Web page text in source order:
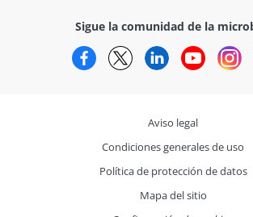
Sigue la comunidad de la
FacebookTwitterLinkedIn
Aviso legal
Condiciones generales de uso
Política de protección de datos
Mapa del sitio